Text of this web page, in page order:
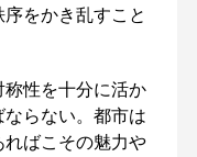
をかき乱すこと
性を十分に活か
らない。都市は
ばこその魅力や